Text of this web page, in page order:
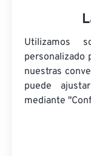
Utilizamos
personalizado
nuestras
puede
mediante